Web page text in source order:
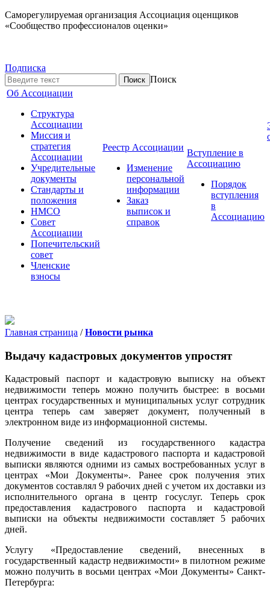
Саморегулируемая организация Ассоциация оценщиков
«Сообщество профессионалов оценки»
Подписка
Поиск
Об Ассоциации
Структура
Ассоциации
Миссия и
стратегия
Ассоциации
Учредительные
документы
Стандарты и
положения
НМСО
Совет
Ассоциации
Попечительский
совет
Членские
взносы
Реестр Ассоциации
Изменение
персональной
информации
Заказ
выписок и
справок
Вступление в
Ассоциацию
Порядок
вступления
в
Ассоциацию
Главная страница / Новости рынка
Выдачу кадастровых документов упростят
Кадастровый паспорт и кадастровую выписку на объект
недвижимости теперь можно получить быстрее: в восьми
центрах государственных и муниципальных услуг сотрудник
центра теперь сам заверяет документ, полученный в
электронном виде из информационной системы.
Получение сведений из государственного кадастра
недвижимости в виде кадастрового паспорта и кадастровой
выписки являются одними из самых востребованных услуг в
центрах «Мои Документы». Ранее срок получения этих
документов составлял 9 рабочих дней с учетом их доставки из
исполнительного органа в центр госуслуг. Теперь срок
предоставления кадастрового паспорта и кадастровой
выписки на объекты недвижимости составляет 5 рабочих
дней.
Услугу «Предоставление сведений, внесенных в
государственный кадастр недвижимости» в пилотном режиме
можно получить в восьми центрах «Мои Документы» Санкт-
Петербурга: